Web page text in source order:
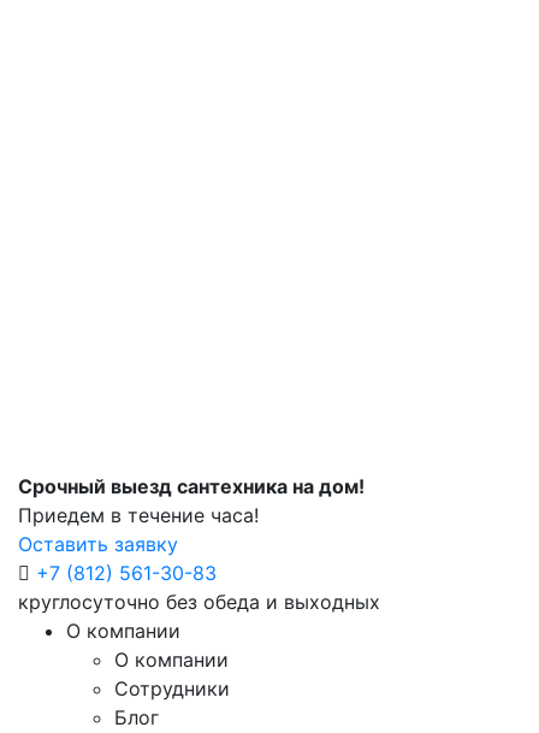
Срочный выезд сантехника на дом!
Приедем в течение часа!
Оставить заявку
+7 (812) 561-30-83
круглосуточно без обеда и выходных
О компании
О компании
Сотрудники
Блог